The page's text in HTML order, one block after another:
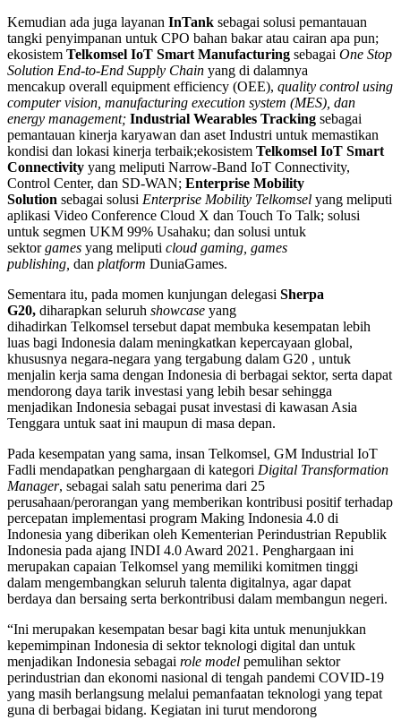
Kemudian ada juga layanan InTank sebagai solusi pemantauan
tangki penyimpanan untuk CPO bahan bakar atau cairan apa pun;
ekosistem Telkomsel IoT Smart Manufacturing sebagai One Stop
Solution End-to-End Supply Chain yang di dalamnya
mencakup overall equipment efficiency (OEE), quality control using
computer vision, manufacturing execution system (MES), dan
energy management; Industrial Wearables Tracking sebagai
pemantauan kinerja karyawan dan aset Industri untuk memastikan
kondisi dan lokasi kinerja terbaik;ekosistem Telkomsel IoT Smart
Connectivity yang meliputi Narrow-Band IoT Connectivity,
Control Center, dan SD-WAN; Enterprise Mobility
Solution sebagai solusi Enterprise Mobility Telkomsel yang meliputi
aplikasi Video Conference Cloud X dan Touch To Talk; solusi
untuk segmen UKM 99% Usahaku; dan solusi untuk
sektorgames yang meliputi cloud gaming, games
publishing, dan platform DuniaGames.
Sementara itu, pada momen kunjungan delegasi Sherpa
G20, diharapkan seluruh showcase yang
dihadirkan Telkomsel tersebut dapat membuka kesempatan lebih
luas bagi Indonesia dalam meningkatkan kepercayaan global,
khususnya negara-negara yang tergabung dalam G20 , untuk
menjalin kerja sama dengan Indonesia di berbagai sektor, serta dapat
mendorong daya tarik investasi yang lebih besar sehingga
menjadikan Indonesia sebagai pusat investasi di kawasan Asia
Tenggara untuk saat ini maupun di masa depan.
Pada kesempatan yang sama, insan Telkomsel, GM Industrial IoT
Fadli mendapatkan penghargaan di kategori Digital Transformation
Manager, sebagai salah satu penerima dari 25
perusahaan/perorangan yang memberikan kontribusi positif terhadap
percepatan implementasi program Making Indonesia 4.0 di
Indonesia yang diberikan oleh Kementerian Perindustrian Republik
Indonesia pada ajang INDI 4.0 Award 2021. Penghargaan ini
merupakan capaian Telkomsel yang memiliki komitmen tinggi
dalam mengembangkan seluruh talenta digitalnya, agar dapat
berdaya dan bersaing serta berkontribusi dalam membangun negeri.
“Ini merupakan kesempatan besar bagi kita untuk menunjukkan
kepemimpinan Indonesia di sektor teknologi digital dan untuk
menjadikan Indonesia sebagai role model pemulihan sektor
perindustrian dan ekonomi nasional di tengah pandemi COVID-19
yang masih berlangsung melalui pemanfaatan teknologi yang tepat
guna di berbagai bidang. Kegiatan ini turut mendorong